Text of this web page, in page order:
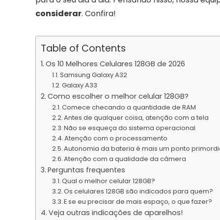
considerar. Confira!
Table of Contents
Os 10 Melhores Celulares 128GB de 2026
Samsung Galaxy A32
Galaxy A33
Como escolher o melhor celular 128GB?
Comece checando a quantidade de RAM
Antes de qualquer coisa, atenção com a tela
Não se esqueça do sistema operacional
Atenção com o processamento
Autonomia da bateria é mais um ponto
Atenção com a qualidade da câmera
Perguntas frequentes
Qual o melhor celular 128GB?
Os celulares 128GB são indicados para quem?
E se eu precisar de mais espaço, o que fazer?
Veja outras indicações de aparelhos!